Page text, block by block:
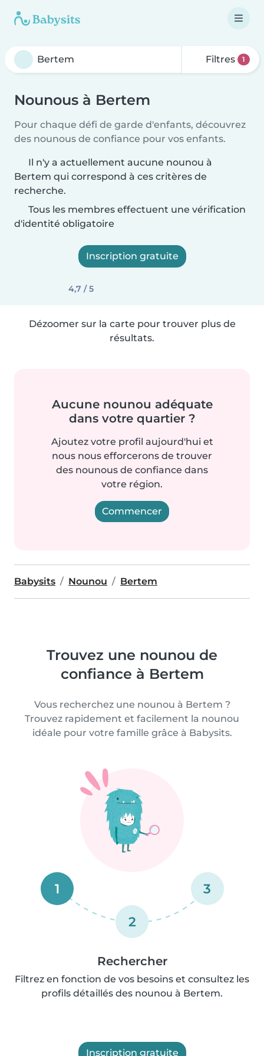
Filtres 1
Nounous à Bertem
Pour chaque défi de garde d'enfants, découvrez
des nounous de confiance pour vos enfants.
Il n'y a actuellement aucune nounou à
Bertem qui correspond à ces critères de
recherche.
Tous les membres effectuent une vérification
d'identité obligatoire
Inscription gratuite
4,7 / 5
Dézoomer sur la carte pour trouver plus de
résultats.
Aucune nounou adéquate
dans votre quartier ?
Ajoutez votre profil aujourd'hui et
nous nous efforcerons de trouver
des nounous de confiance dans
votre région.
Commencer
Babysits Nounou Bertem
Trouvez une nounou de
confiance à Bertem
Vous recherchez une nounou à Bertem ?
Trouvez rapidement et facilement la nounou
idéale pour votre famille grâce à Babysits.
1
2
3
Rechercher
Filtrez en fonction de vos besoins et consultez les
profils détaillés des nounou à Bertem.
Inscription gratuite